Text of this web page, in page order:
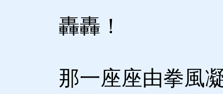
轟轟！
那一座座由拳風